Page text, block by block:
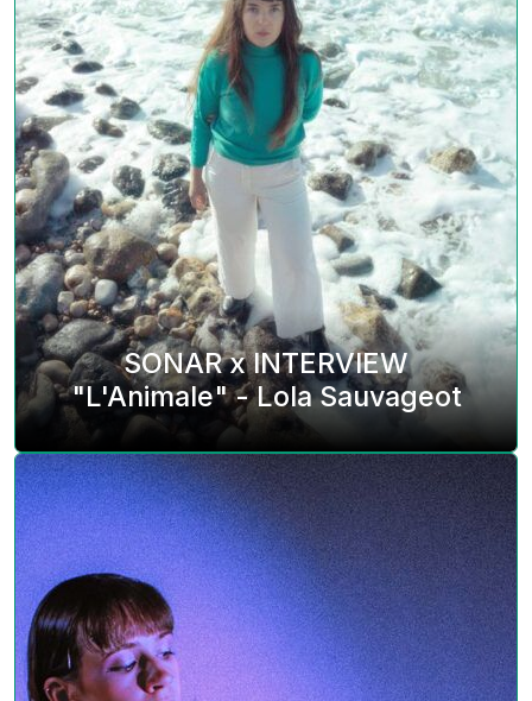
SONAR x INTERVIEW
"L'Animale" - Lola Sauvageot